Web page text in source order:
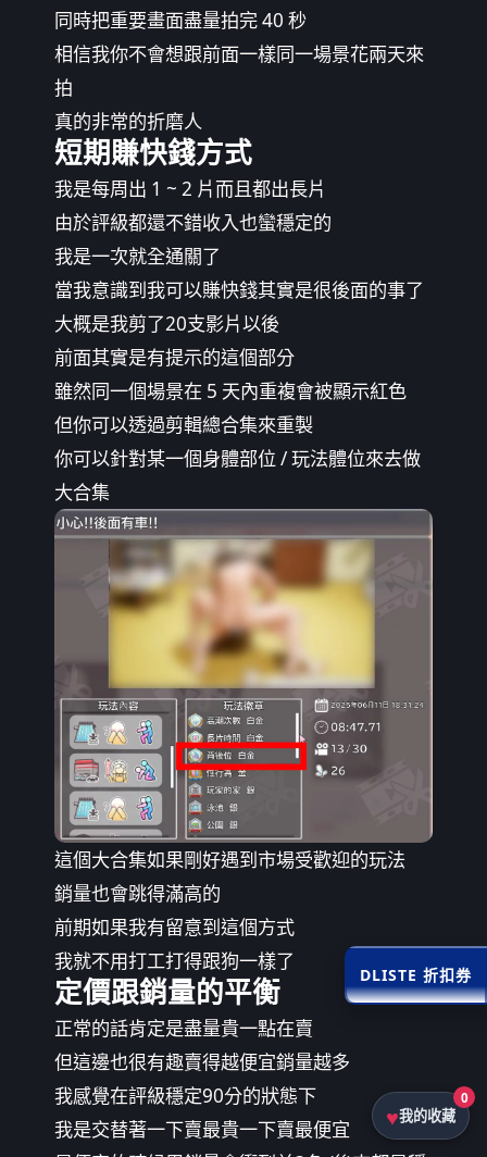
同時把重要畫面盡量拍完 40 秒
相信我你不會想跟前面一樣同一場景花兩天來
拍
真的非常的折磨人
短期賺快錢方式
我是每周出 1 ~ 2 片而且都出長片
由於評級都還不錯收入也蠻穩定的
我是一次就全通關了
當我意識到我可以賺快錢其實是很後面的事了
大概是我剪了20支影片以後
前面其實是有提示的這個部分
雖然同一個場景在 5 天內重複會被顯示紅色
但你可以透過剪輯總合集來重製
你可以針對某一個身體部位 / 玩法體位來去做
大合集
這個大合集如果剛好遇到市場受歡迎的玩法
銷量也會跳得滿高的
前期如果我有留意到這個方式
我就不用打工打得跟狗一樣了
定價跟銷量的平衡
正常的話肯定是盡量貴一點在賣
但這邊也很有趣賣得越便宜銷量越多
我感覺在評級穩定90分的狀態下
我是交替著一下賣最貴一下賣最便宜
DLISTE 折扣券
我的收藏
0